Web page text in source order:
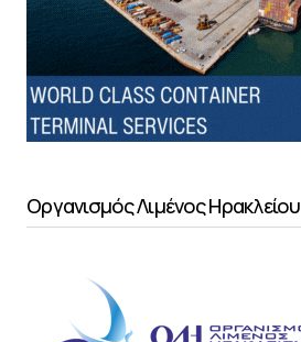
Οργανισμός Λιμένος Ηρακλείου